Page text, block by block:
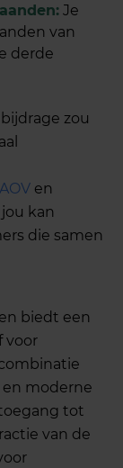
Je
van
derde
zou
en
kan
die samen
biedt een
voor
moderne
tot
van de